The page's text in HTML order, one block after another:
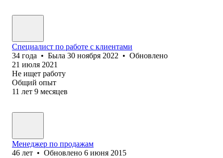
Специалист по работе с клиентами
34 года • Была 30 ноября 2022 • Обновлено
21 июля 2021
Не ищет работу
Общий опыт
11 лет 9 месяцев
Менеджер по продажам
46 лет • Обновлено 6 июня 2015